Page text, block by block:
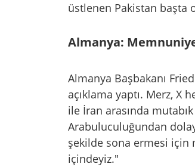
üstlenen Pakistan başta
Almanya:
Almanya Başbakanı
açıklama yaptı. Merz, X
ile İran arasında
Arabuluculuğundan
şekilde sona ermesi için
içindeyiz."